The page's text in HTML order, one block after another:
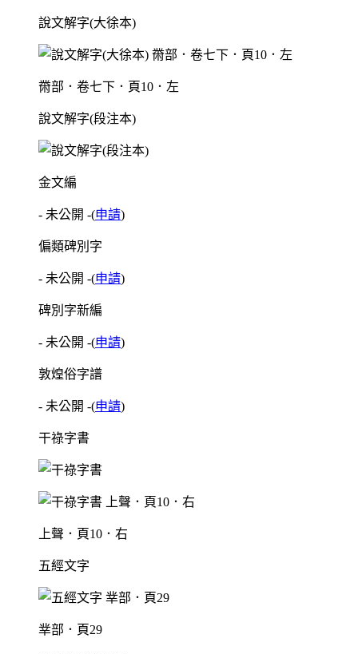
說文解字(大徐本)
黹部．卷七下．頁10．左
說文解字(段注本)
金文編
- 未公開 -(申請)
偏類碑別字
- 未公開 -(申請)
碑別字新編
- 未公開 -(申請)
敦煌俗字譜
- 未公開 -(申請)
干祿字書
上聲．頁10．右
五經文字
丵部．頁29